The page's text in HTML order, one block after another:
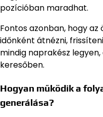
pozícióban maradhat.
Fontos azonban, hogy
időnként átnézni,
mindig naprakész
keresőben.
Hogyan működik a
generálása?